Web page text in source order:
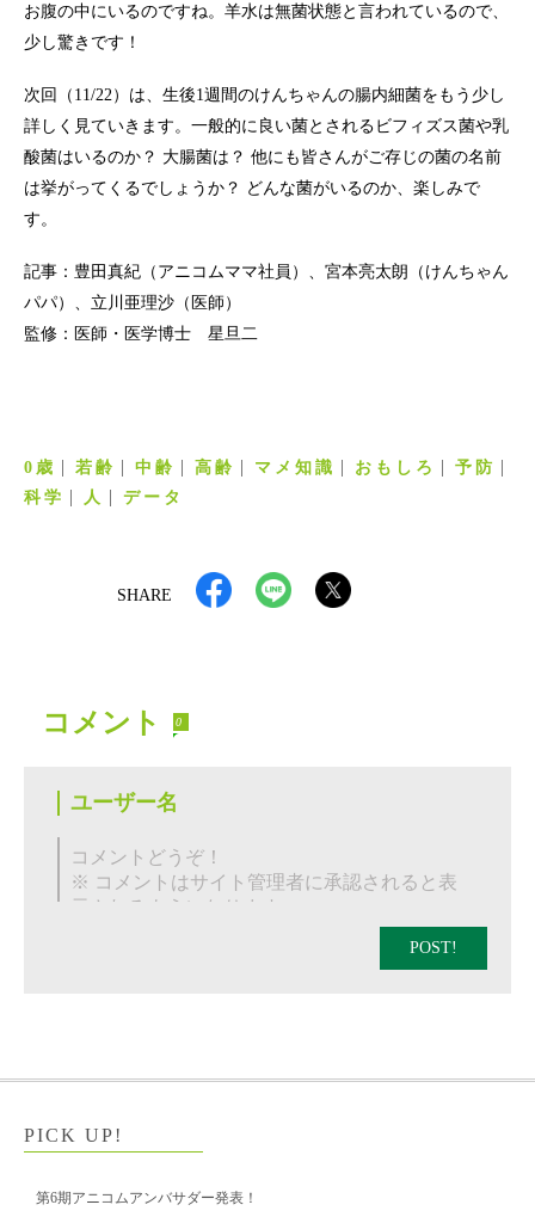
お腹の中にいるのですね。羊水は無菌状態と言われているので、
少し驚きです！
次回（11/22）は、生後1週間のけんちゃんの腸内細菌をもう少し
詳しく見ていきます。一般的に良い菌とされるビフィズス菌や乳
酸菌はいるのか？ 大腸菌は？ 他にも皆さんがご存じの菌の名前
は挙がってくるでしょうか？ どんな菌がいるのか、楽しみで
す。
記事：豊田真紀（アニコムママ社員）、宮本亮太朗（けんちゃん
パパ）、立川亜理沙（医師）
監修：医師・医学博士 星旦二
0歳 若齢 中齢 高齢 マメ知識 おもしろ
予防
科学
人 データ
SHARE
コメント 0
POST!
PICK UP!
第6期アニコムアンバサダー発表！